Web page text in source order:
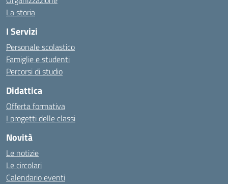
La storia
I Servizi
Personale scolastico
Famiglie e studenti
Percorsi di studio
Didattica
Offerta formativa
I progetti delle classi
Novità
Le notizie
Le circolari
Calendario eventi